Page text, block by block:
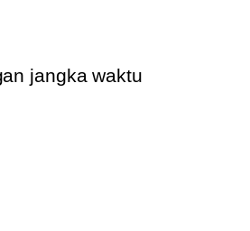
jangka waktu